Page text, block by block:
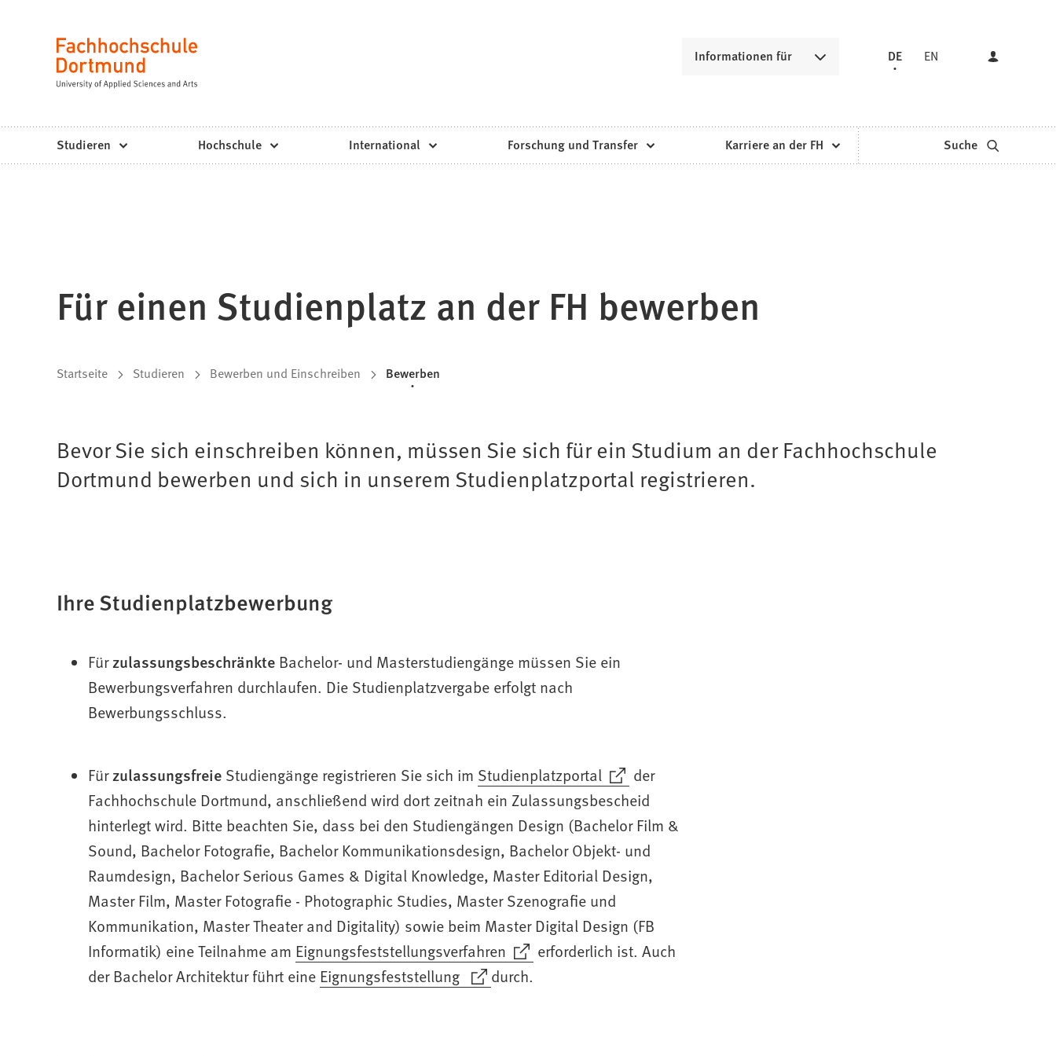
Dortmund
-
Studiengänge,
Bewerbung
Informationen für
Sprache DE EN
Studieren Hochschule International Forschung und Transfer Karriere an der FH Suche
Für einen Studienplatz an der FH bewerben
Sie
sich
hier:
Startseite Studieren Bewerben und Einschreiben Bewerben
Bevor Sie sich einschreiben können, müssen Sie sich für ein Studium an der Fachhochschule
Dortmund bewerben und sich in unserem Studienplatzportal registrieren.
Ihre Studienplatzbewerbung
Fürzulassungsbeschränkte Bachelor- und Masterstudiengänge müssen Sie ein
Bewerbungsverfahren durchlaufen. Die Studienplatzvergabe erfolgt nach
Bewerbungsschluss.
Fürzulassungsfreie Studiengänge registrieren Sie sich im Studienplatzportal
(Öffnet
einem
neuen
der
Fachhochschule Dortmund, anschließend wird dort zeitnah ein Zulassungsbescheid
hinterlegt wird. Bitte beachten Sie, dass bei den Studiengängen Design (Bachelor Film &
Sound, Bachelor Fotografie, Bachelor Kommunikationsdesign, Bachelor Objekt- und
Raumdesign, Bachelor Serious Games & Digital Knowledge, Master Editorial Design,
Master Film, Master Fotografie - Photographic Studies, Master Szenografie und
Kommunikation, Master Theater and Digitality) sowie beim Master Digital Design (FB
Informatik) eine Teilnahme am Eignungsfeststellungsverfahren
(Öffnet
erforderlich ist. Auch
der Bachelor Architektur führt eine Eignungsfeststellung
(Öffnet
durch.